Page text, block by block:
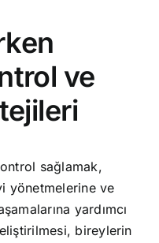
ve
sağlamak,
yönetmelerine ve
yardımcı
bireylerin